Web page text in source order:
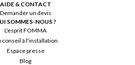
AIDE & CONTACT
Demander un devis
SOMMES-NOUS ?
L'esprit FOMMA
conseil à l'installation
Espace presse
Blog